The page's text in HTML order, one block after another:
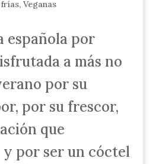
frías, Veganas
española por
a más no
por su
por su frescor,
que
por ser un cóctel